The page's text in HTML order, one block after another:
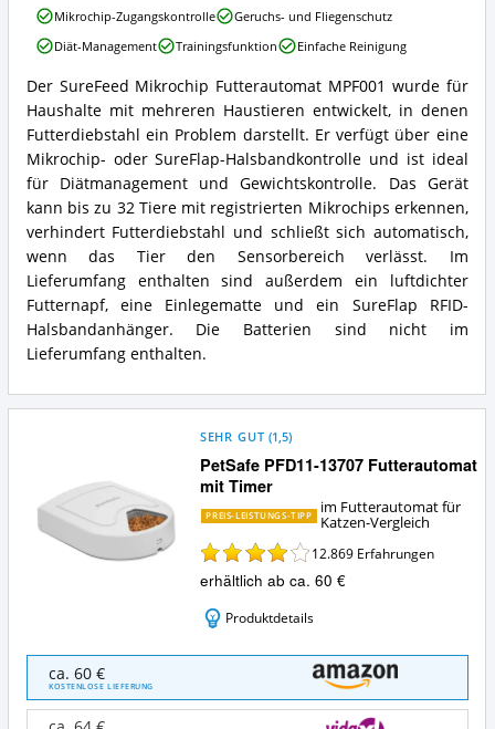
erhältlich?
SureFeed
Mikrochip
Futterautomat
MPF001
Zusammenfassung:
Was
bietet
dieser
Futterautomat
für
Katzen?
Der SureFeed Mikrochip Futterautomat MPF001 wurde für
Haushalte mit mehreren Haustieren entwickelt, in denen
Futterdiebstahl ein Problem darstellt. Er verfügt über eine
Mikrochip- oder SureFlap-Halsbandkontrolle und ist ideal
für Diätmanagement und Gewichtskontrolle. Das Gerät
kann bis zu 32 Tiere mit registrierten Mikrochips erkennen,
verhindert Futterdiebstahl und schließt sich automatisch,
wenn das Tier den Sensorbereich verlässt. Im
Lieferumfang enthalten sind außerdem ein luftdichter
Futternapf, eine Einlegematte und ein SureFlap RFID-
Halsbandanhänger. Die Batterien sind nicht im
Lieferumfang enthalten.
SureFeed
Mikrochip
Futterautomat
Vorteile:
Was
spricht
für
diesen
Futterautomat
für
Katzen?
Mikrochip-Zugangskontrolle
Geruchs- und Fliegenschutz
Diät-Management
Trainingsfunktion Einfache Reinigung
PetSafe PFD11-13707 Futterautomat
mit Timer
SEHR GUT (1,5)
PREIS-LEISTUNGS-TIPP
im Futterautomat für
Katzen-Vergleich
12.869 Erfahrungen
erhältlich ab ca. 60 €
Produktdetails
PetSafe
PFD11-
13707
Futterautomat
ca. 60 €
KOSTENLOSE LIEFERUNG